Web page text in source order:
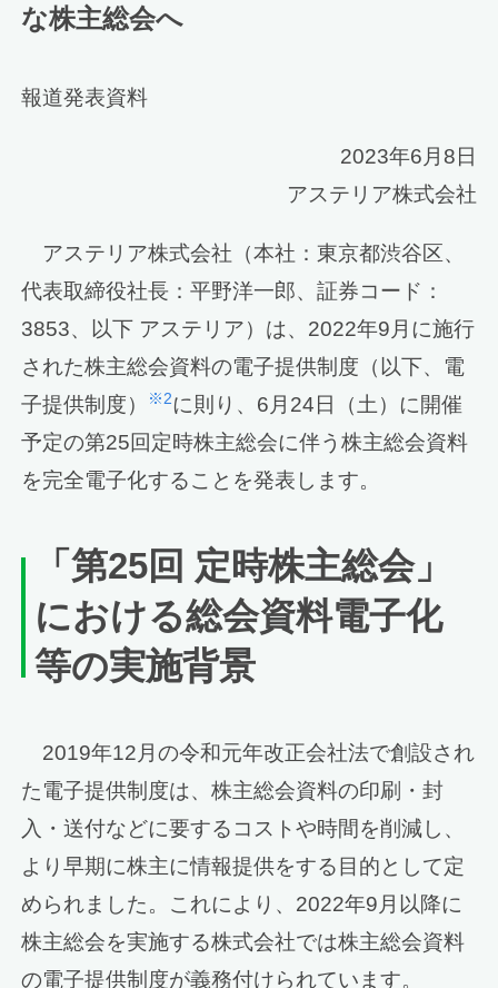
な株主総会へ
報道発表資料
2023年6月8日
アステリア株式会社
アステリア株式会社（本社：東京都渋谷区、
代表取締役社長：平野洋一郎、証券コード：
3853、以下 アステリア）は、2022年9月に施行
された株主総会資料の電子提供制度（以下、電
子提供制度）
※2に則り、6月24日（土）に開催
予定の第25回定時株主総会に伴う株主総会資料
を完全電子化することを発表します。
「第25回 定時株主総会」
における総会資料電子化
等の実施背景
2019年12月の令和元年改正会社法で創設され
た電子提供制度は、株主総会資料の印刷・封
入・送付などに要するコストや時間を削減し、
より早期に株主に情報提供をする目的として定
められました。これにより、2022年9月以降に
株主総会を実施する株式会社では株主総会資料
の電子提供制度が義務付けられています。